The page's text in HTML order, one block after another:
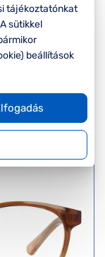
tájékoztatónkat
sütikkel
beállítások